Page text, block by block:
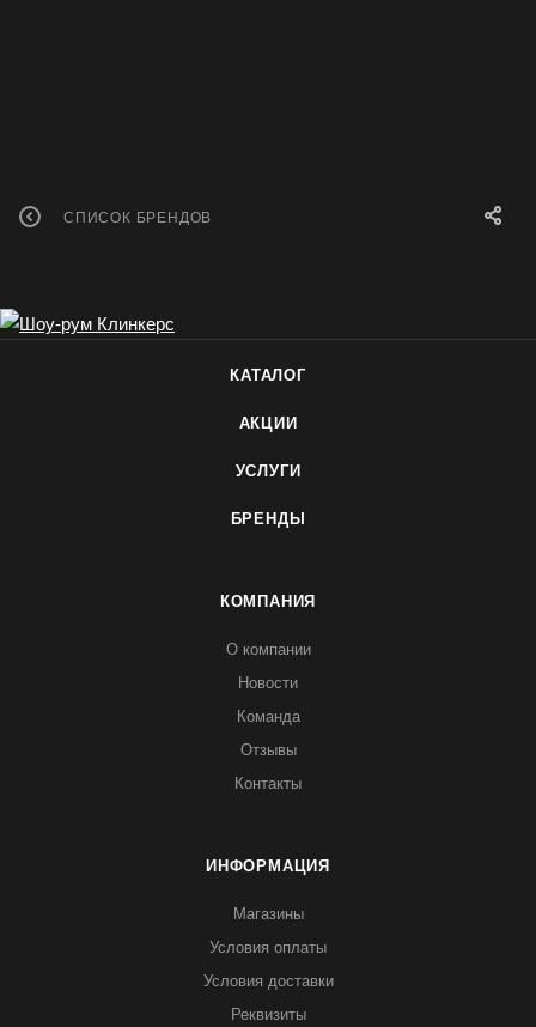
СПИСОК БРЕНДОВ
КАТАЛОГ
АКЦИИ
УСЛУГИ
БРЕНДЫ
КОМПАНИЯ
О компании
Новости
Команда
Отзывы
Контакты
ИНФОРМАЦИЯ
Магазины
Условия оплаты
Условия доставки
Реквизиты